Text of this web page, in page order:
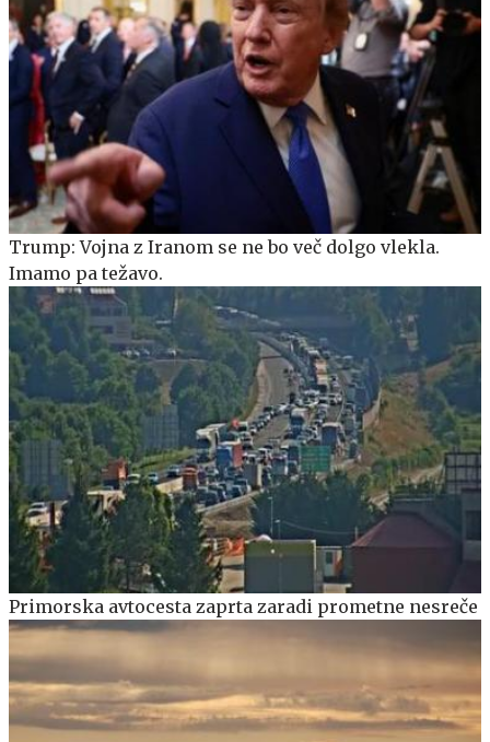
Trump: Vojna z Iranom se ne bo več dolgo vlekla.
Imamo pa težavo.
Primorska avtocesta zaprta zaradi prometne nesreče